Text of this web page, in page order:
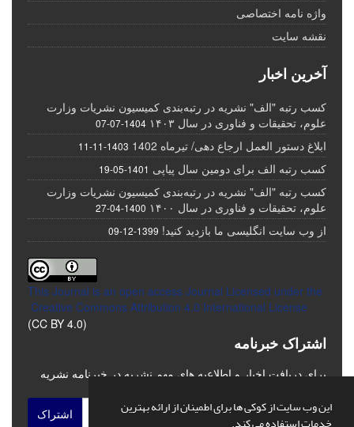
این وب سایت از کوکی ها برای اطمینان از ارائه بهترین
واژه نامه اختصاصی
نقشه سایت
آخرین اخبار
کسب رتبه "الف" نشریه در رتبه‌بندی کمیسیون نشریات وزارت
علوم، تحقیقات و فناوری در سال ۱۴۰۳
1404-07-07
ابلاغ دستور العمل ارجاع دهی/ تیرماه 1402 1403-11-11
کسب رتبه الف برای دومین سال پیاپی 1401-05-19
کسب رتبه "الف" نشریه در رتبه‌بندی کمیسیون نشریات وزارت
علوم، تحقیقات و فناوری در سال ۱۴۰۰
1400-04-27
از وب سایت انگلیسی ما بازدید کنید! 1399-12-09
This Journal is an open access Journal Licensed under the
Creative Commons Attribution 4.0 International License
(CC BY 4.0)
اشتراک خبرنامه
برای دریافت اخبار و اطلاعیه های مهم نشریه در خبرنامه نشریه
اشتراک